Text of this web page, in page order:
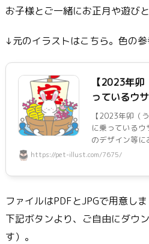
お子様とご一緒にお正月や遊び
↓元のイラストはこちら。色の参
【2023年
っているウ
【2023年卯（
に乗っている
のデザイン等に
https://pet-illust.com/7675/
ファイルはPDFとJPGで用意しま
下記ボタンより、ご自由にダウ
す）。